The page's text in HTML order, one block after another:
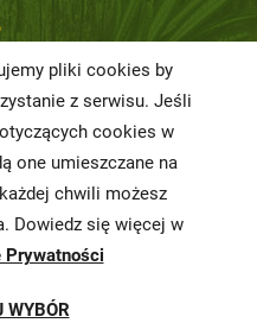
o
pliki cookies by
z serwisu. Jeśli
cookies w
one umieszczane na
chwili możesz
Dowiedz się więcej w
Prywatności
WYBÓR